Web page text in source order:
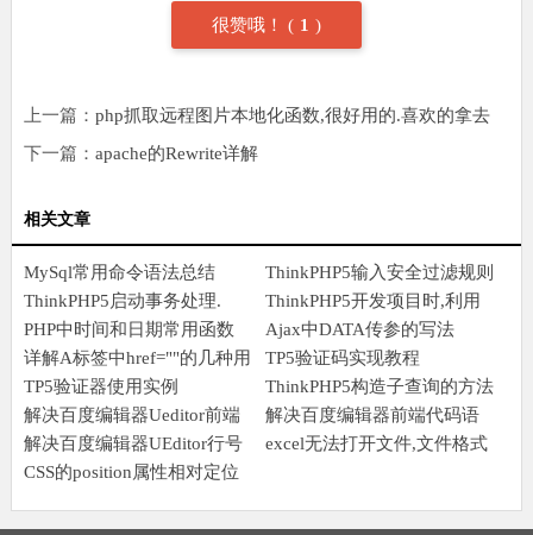
很赞哦！ ( 1 )
上一篇： php抓取远程图片本地化函数,很好用的.喜欢的拿去
下一篇： apache的Rewrite详解
相关文章
MySql常用命令语法总结
ThinkPHP5输入安全过滤规则
ThinkPHP5启动事务处理.
ThinkPHP5开发项目时,利用
jQuery的Ajax异步上传图片
并实时预缆
PHP中时间和日期常用函数
Ajax中DATA传参的写法
详解A标签中href=""的几种用
法而JavaScript:;又是什么
TP5验证码实现教程
TP5验证器使用实例
ThinkPHP5构造子查询的方法
解决百度编辑器Ueditor前端
语法高亮加行号显示
解决百度编辑器前端代码语
言不能自动换行问题
解决百度编辑器UEditor行号
错位问题
excel无法打开文件,文件格式
CSS的position属性相对定位